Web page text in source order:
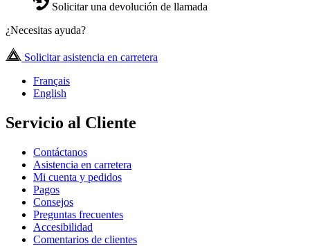
Solicitar una devolución de llamada
¿Necesitas ayuda?
Solicitar asistencia en carretera
Français
English
Servicio al Cliente
Contáctanos
Asistencia en carretera
Mi cuenta y pedidos
Pagos
Consejos
Preguntas frecuentes
Accesibilidad
Comentarios de clientes